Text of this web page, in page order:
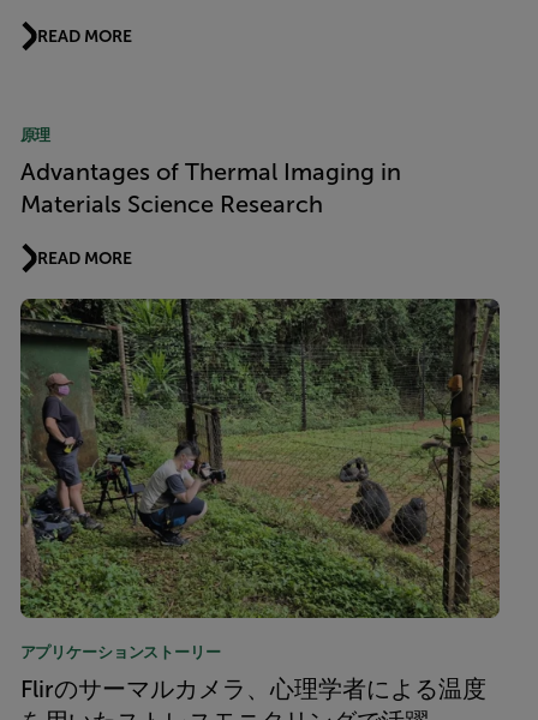
READ MORE
原理
Advantages of Thermal Imaging in
Materials Science Research
READ MORE
アプリケーションストーリー
Flirのサーマルカメラ、心理学者による温度